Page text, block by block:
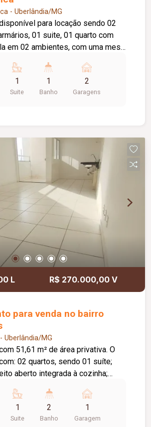
- Uberlândia/MG
para locação sendo 02
01 suite, 01 quarto com
em 02 ambientes, com uma mesa
sugar, área de serviço com
social e banheiro da suíte
e armário, elevador privativo, 02
1
Suite
1
Banho
2
Garagens
L R$ 270.000,00 V
para venda no bairro
Uberlândia/MG
51,61 m² de área privativa. O
02 quartos, sendo 01 suíte;
aberto integrada à cozinha;
com:
02 elevadores; Portões
Câmeras de segurança;
1
Suite
2
Banho
1
Garagem